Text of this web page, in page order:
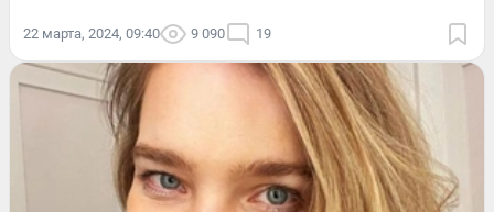
22 марта, 2024, 09:40 9 090 19